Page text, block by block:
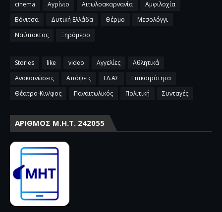
cinema Αγρίνιο Αιτωλοακαρνανία
Αμφιλοχία
Βόνιτσα
Δυτική Ελλάδα Θέρμο
Μεσολόγγι
Ναύπακτος
Ξηρόμερο
Stories like video Αγγελίες
Αθλητικά
Ανακοινώσεις
Απόψεις ΕΛ.ΑΣ
Επικαιρότητα
Θέατρο-Κιν/φος
Παναιτωλικός Πολιτική Συνταγές
ΑΡΙΘΜΌΣ Μ.Η.Τ. 242055